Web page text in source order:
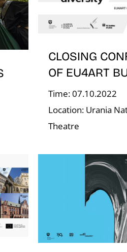
CLOSING
OF EU4ART
Time: 07.10.2022
Location: Urania
Theatre